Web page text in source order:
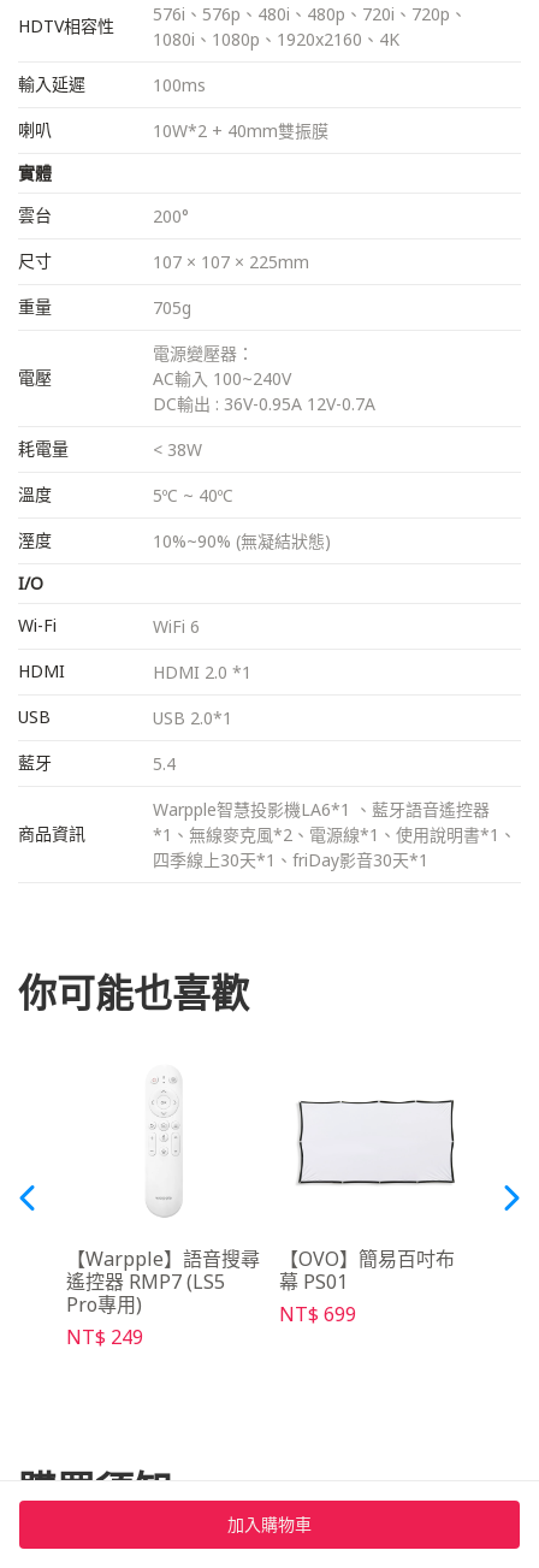
加入購物車
HDTV相容性
576i、576p、480i、480p、720i、720p、
1080i、1080p、1920x2160、4K
輸入延遲
100ms
喇叭
10W*2 + 40mm雙振膜
實體
雲台
200°
尺寸
107 × 107 × 225mm
重量
705g
電壓
電源變壓器：
AC輸入 100~240V
DC輸出 : 36V-0.95A 12V-0.7A
耗電量
< 38W
溫度
5ºC ~ 40ºC
溼度
10%~90% (無凝結狀態)
I/O
Wi-Fi
WiFi 6
HDMI
HDMI 2.0 *1
USB
USB 2.0*1
藍牙
5.4
商品資訊
Warpple智慧投影機LA6*1 、藍牙語音遙控器
*1、無線麥克風*2、電源線*1、使用說明書*1、
四季線上30天*1、friDay影音30天*1
你可能也喜歡
【Warpple】語音搜尋
遙控器 RMP7 (LS5
Pro專用)
NT$ 249
【OVO】簡易百吋布
幕 PS01
NT$ 699
購買須知
物流資訊